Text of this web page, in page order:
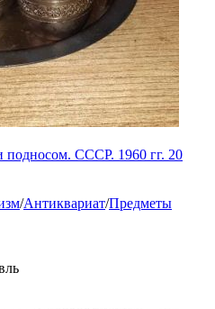
подносом. СССР. 1960 гг. 20
/Антиквариат/Предметы